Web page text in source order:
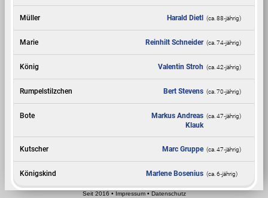
Müller Harald Dietl (ca. 88‑jährig)
Marie Reinhilt Schneider (ca. 74‑jährig)
König Valentin Stroh (ca. 42‑jährig)
Rumpelstilzchen Bert Stevens (ca. 70‑jährig)
Bote
Markus Andreas
Klauk
(ca. 47‑jährig)
Kutscher Marc Gruppe (ca. 47‑jährig)
Königskind Marlene Bosenius (ca. 6‑jährig)
Seit 2016 • Impressum • Datenschutz